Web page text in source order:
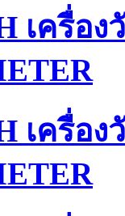
เครื่อ
เครื่อ